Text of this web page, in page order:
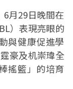
6月29日晚間在
）表現亮眼的
與健康促進學
豪及机崇瑋全
搖籃」的培育